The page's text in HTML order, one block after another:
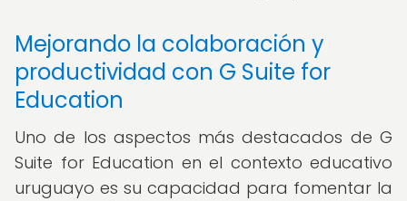
Mejorando la colaboración y
productividad con G Suite for
Education
Uno de los aspectos más destacados de G
Suite for Education en el contexto educativo
uruguayo es su capacidad para fomentar la